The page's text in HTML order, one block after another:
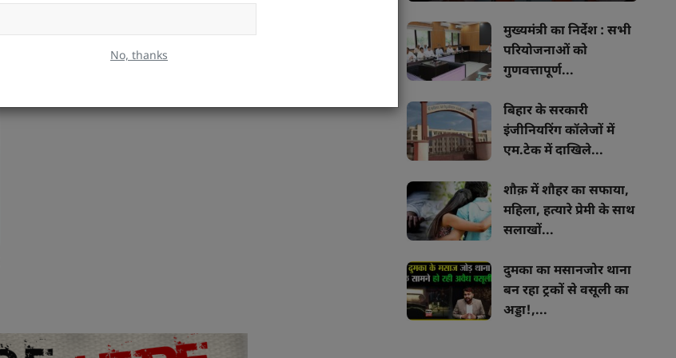
No, thanks
मुख्यमंत्री का निर्देश : सभी
परियोजनाओं को
गुणवत्तापूर्ण...
बिहार के सरकारी
इंजीनियरिंग कॉलेजों में
एम.टेक में दाखिले...
शौक़ में शौहर का सफाया,
महिला, हत्यारे प्रेमी के साथ
सलाखों...
दुमका का मसानजोर थाना
बन रहा ट्रकों से वसूली का
अड्डा!,...